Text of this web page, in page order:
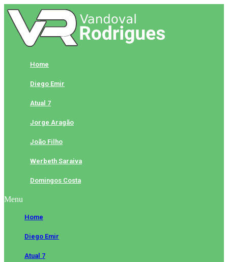
Skip
to
content
Home
Diego Emir
Atual 7
Jorge Aragão
João Filho
Werbeth Saraiva
Domingos Costa
Menu
Home
Diego Emir
Atual 7